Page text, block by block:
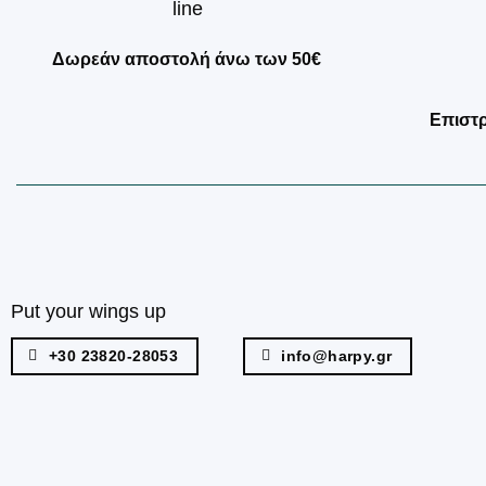
Δωρεάν αποστολή άνω των 50€
Put your wings up
+30 23820-28053 info@harpy.gr